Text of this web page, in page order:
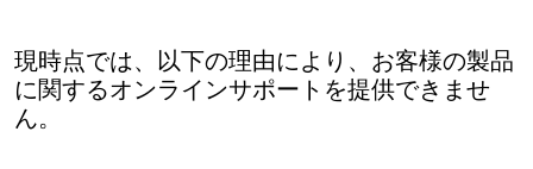
現時点では、以下の理由により、お客様の製品
に関するオンラインサポートを提供できませ
ん。